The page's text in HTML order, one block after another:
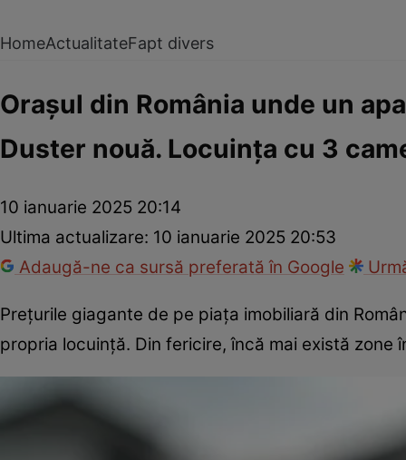
HomeActualitateFapt divers
Orașul din România unde un
Duster nouă. Locuința cu 3
10 ianuarie 2025 20:14
Ultima actualizare: 10 ianuarie 2025 20:53
Adaugă-ne ca sursă preferată în Google
Prețurile giagante de pe piața imobiliară din
propria locuință. Din fericire, încă mai există